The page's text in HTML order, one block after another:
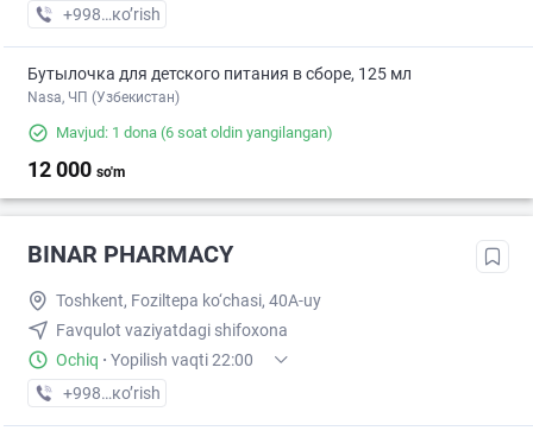
+998 (93) XXX-XX-XX
кo’rish
Бутылочка для детского питания в сборе, 125 мл
Nasa, ЧП (Узбекистан)
Mavjud: 1 dona (6 soat oldin yangilangan)
12 000 so'm
BINAR PHARMACY
Toshkent, Foziltepa ko‘chasi, 40A-uy
Favqulot vaziyatdagi shifoxona
Ochiq · Yopilish vaqti 22:00
+998 (95) XXX-XX-XX
кo’rish